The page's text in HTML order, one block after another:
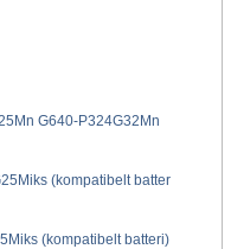
G640-P324G32Mn
(kompatibelt batter
(kompatibelt batteri)